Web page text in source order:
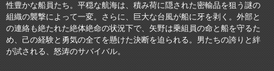
性豊かな船員たち。平穏な航海は、積み荷に隠された密輸品を狙う謎の
組織の襲撃によって一変。さらに、巨大な台風が船に牙を剥く。外部と
の連絡も絶たれた絶体絶命の状況下で、矢野は乗組員の命と船を守るた
め、己の経験と勇気の全てを懸けた決断を迫られる。男たちの誇りと絆
が試される、怒涛のサバイバル。